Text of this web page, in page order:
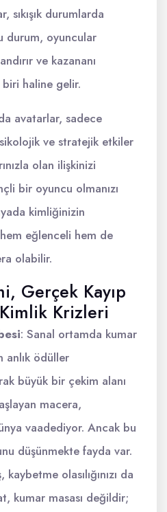
sıkışık durumlarda
durum, oyuncular
ve kazananı
haline gelir.
avatarlar, sadece
ve stratejik etkiler
olan ilişkinizi
bir oyuncu olmanızı
kimliğinizin
eğlenceli hem de
olabilir.
Gerçek Kayıp
Krizleri
: Sanal ortamda kumar
anlık ödüller
büyük bir çekim alanı
macera,
vaadediyor. Ancak bu
düşünmekte fayda var.
kaybetme olasılığınızı da
kumar masası değildir;